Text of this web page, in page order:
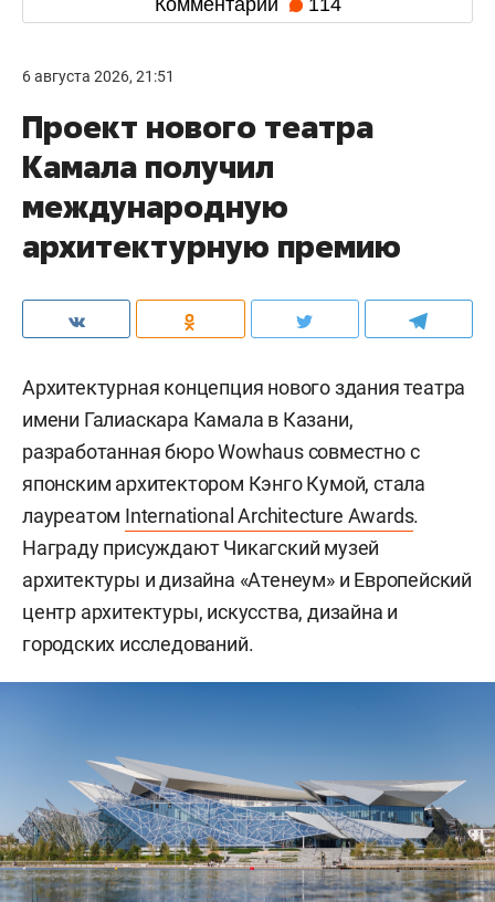
6 августа 2026, 21:51
Проект нового театра
Камала получил
международную
архитектурную премию
Архитектурная концепция нового здания театра
имени Галиаскара Камала в Казани,
разработанная бюро Wowhaus совместно с
японским архитектором Кэнго Кумой, стала
лауреатом International Architecture Awards.
Награду присуждают Чикагский музей
архитектуры и дизайна «Атенеум» и Европейский
центр архитектуры, искусства, дизайна и
городских исследований.